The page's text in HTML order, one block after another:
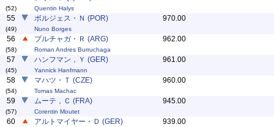
(52) Quentin Halys
55
(49)
ボルジェス・Ｎ (POR)
Nuno Borges
970.00
56
(58)
ブルチャガ・Ｒ (ARG)
Roman Andres Burruchaga
962.00
57
(45)
ハンフマン，Ｙ (GER)
Yannick Hanfmann
961.00
58
(54)
マハツ・Ｔ (CZE)
Tomas Machac
960.00
59
(57)
ムーテ，Ｃ (FRA)
Corentin Moutet
945.00
60 アルトマイヤー・Ｄ (GER) 939.00